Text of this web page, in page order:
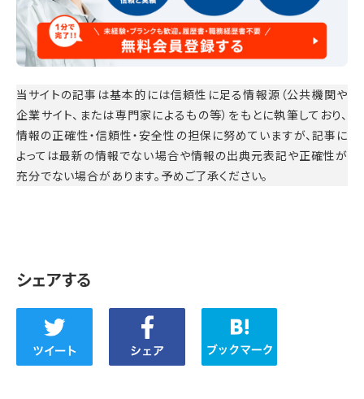
当サイトの記事は基本的には信頼性に足る情報源（公共機関や
企業サイト、または専門家によるもの等）をもとに執筆しており、
情報の正確性・信頼性・安全性の担保に努めていますが、記事に
よっては最新の情報でない場合や情報の出典元表記や正確性が
充分でない場合があります。予めご了承ください。
シェアする